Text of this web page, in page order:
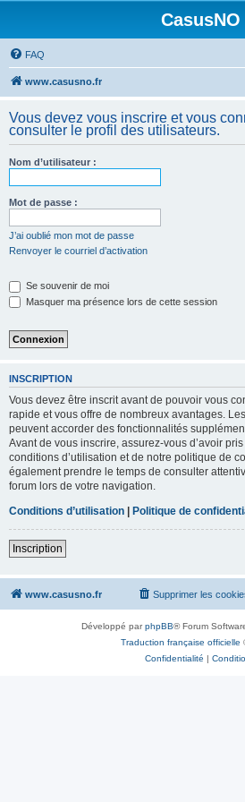
CasusNO
FAQ
www.casusno.fr
Vous devez vous inscrire et vous
consulter le profil des utilisateurs.
Nom d’utilisateur :
Mot de passe :
J’ai oublié mon mot de passe
Renvoyer le courriel d’activation
Se souvenir de moi
Masquer ma présence lors de cette session
INSCRIPTION
Vous devez être inscrit avant de pouvoir vous
rapide et vous offre de nombreux avantages.
peuvent accorder des fonctionnalités
Avant de vous inscrire, assurez-vous d’avoir
conditions d’utilisation et de notre politique de
également prendre le temps de consulter
forum lors de votre navigation.
Conditions d’utilisation | Politique de
Inscription
www.casusno.fr Supprimer les
Développé parphpBB® Forum
Traduction française officielle
Confidentialité |